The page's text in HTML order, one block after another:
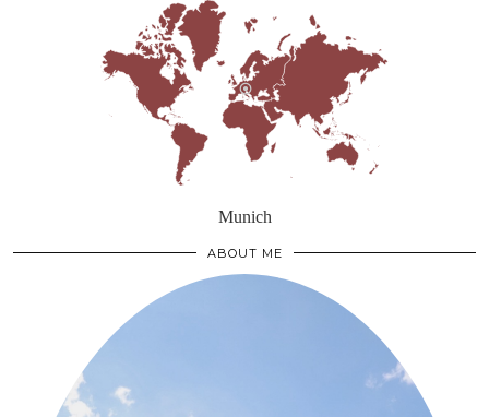
Munich
ABOUT ME